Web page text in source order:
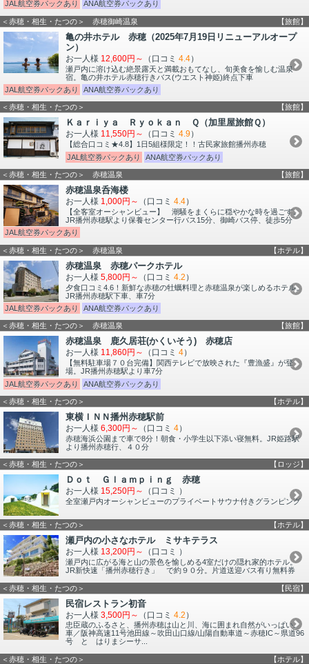
JAL航空券パックあり
ANA航空券パックあり
＜赤穂・相生・たつの＞ 赤穂御崎温泉 【旅館】
亀の井ホテル 赤穂（2025年7月19日リニューアルオープ
ン）
お一人様 12,600円～ （口コミ 4.4）
瀬戸内に溶け込む絶景露天と満載おもてなし、旬美食を愉しむ温泉
宿。亀の井ホテル赤穂行きバス(ウエスト神姫)終点下車
JAL航空券パックあり
ANA航空券パックあり
＜赤穂・相生・たつの＞ 【旅館】
Ｋａｒｉｙａ Ｒｙｏｋａｎ Ｑ（加里屋旅館Ｑ）
お一人様 11,550円～ （口コミ 4.9）
【総合口コミ★4.8】1日5組様限定！！古民家旅館播州赤穂
JAL航空券パックあり
ANA航空券パックあり
＜赤穂・相生・たつの＞ 赤穂温泉 【旅館】
赤穂温泉呑海楼
お一人様 1,000円～ （口コミ 4.4）
【全客室オーシャンビュー】 潮騒をまくらに穏やかな時を過ごす。
JR播州赤穂駅より保養センター行バス15分、御崎バス停、徒歩5分
JAL航空券パックあり
＜赤穂・相生・たつの＞ 赤穂温泉 【ホテル】
赤穂温泉 赤穂パークホテル
お一人様 5,800円～ （口コミ 4.2 ）
夕食口コミ4.6！新鮮な赤穂の牡蠣料理と赤穂温泉が楽しめるホテル。
JR播州赤穂駅下車、車7分
JAL航空券パックあり
ANA航空券パックあり
＜赤穂・相生・たつの＞ 赤穂温泉 【旅館】
赤穂温泉 鹿久居荘(かくいそう) 赤穂店
お一人様 11,860円～ （口コミ 4）
【無料駐車場７０台完備】関西テレビで放映された『豊漁盛』が登
場。JR播州赤穂駅より車7分
JAL航空券パックあり
ANA航空券パックあり
＜赤穂・相生・たつの＞ 【ホテル】
東横ＩＮＮ播州赤穂駅前
お一人様 6,300円～ （口コミ 4）
赤穂海浜公園まで車で8分！朝食・小学生以下添い寝無料。JR姫路駅
より播州赤穂行、４０分
＜赤穂・相生・たつの＞ 【ロッジ】
Ｄｏｔ Ｇｌａｍｐｉｎｇ 赤穂
お一人様 15,250円～ （口コミ ）
全室瀬戸内オーシャンビューのプライベートサウナ付きグランピング
＜赤穂・相生・たつの＞ 【ホテル】
瀬戸内の小さなホテル ミサキテラス
お一人様 13,200円～ （口コミ ）
瀬戸内に広がる海と山の景色を愉しめる4室だけの隠れ家的ホテル。
JR新快速「播州赤穂行き」 で約９０分。片道送迎バス有り無料券
＜赤穂・相生・たつの＞ 【民宿】
民宿レストラン初音
お一人様 3,500円～ （口コミ 4.2 ）
忠臣蔵のふるさと、播州赤穂は山と川、海に囲まれ自然がいっぱい。
車／阪神高速11号池田線～吹田山口線/山陽自動車道～赤穂IC～県道96
号 と はりまシーサ...
＜赤穂・相生・たつの＞ 【ホテル】